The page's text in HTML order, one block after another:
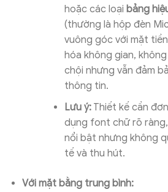
hoặc các loại bảng
(thường là hộp đèn
vuông góc với mặt
hóa không gian,
chội nhưng vẫn đảm
thông tin.
Lưu ý:Thiết kế cần
dụng font chữ rõ
nổi bật nhưng không
tế và thu hút.
Với mặt bằng trung bình: